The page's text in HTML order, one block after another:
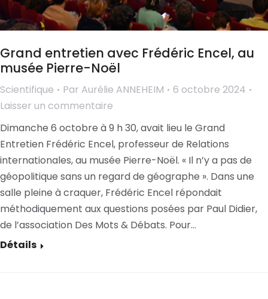
Grand entretien avec Frédéric Encel, au
musée Pierre-Noël
Scientifique Par Aurélie ANNEHEIM
6 octobre 2024
Laisser un commentaire
Dimanche 6 octobre à 9 h 30, avait lieu le Grand
Entretien Frédéric Encel, professeur de Relations
internationales, au musée Pierre-Noël. « Il n’y a pas de
géopolitique sans un regard de géographe ». Dans une
salle pleine à craquer, Frédéric Encel répondait
méthodiquement aux questions posées par Paul Didier,
de l’association Des Mots & Débats. Pour…
Détails